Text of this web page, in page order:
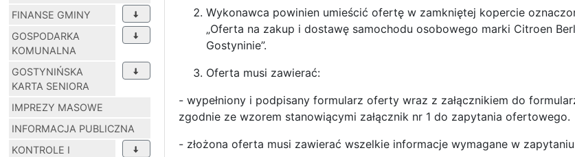
FINANSE GMINY
GOSPODARKA
KOMUNALNA
GOSTYNIŃSKA
KARTA SENIORA
IMPREZY MASOWE
INFORMACJA PUBLICZNA
KONTROLE I
Wykonawca powinien umieścić ofertę w zamkniętej kopercie
„Oferta na zakup i dostawę samochodu osobowego marki Citroen
Gostyninie”.
Oferta musi zawierać:
- wypełniony i podpisany formularz oferty wraz z załącznikiem do
zgodnie ze wzorem stanowiącymi załącznik nr 1 do zapytania ofertowego.
- złożona oferta musi zawierać wszelkie informacje wymagane w